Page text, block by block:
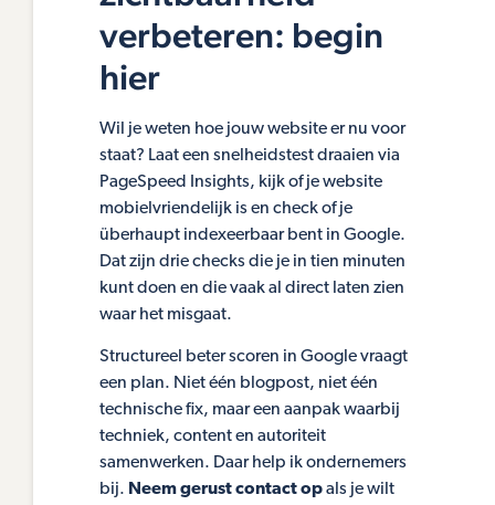
verbeteren: begin
hier
Wil je weten hoe jouw website er nu voor
staat? Laat een snelheidstest draaien via
PageSpeed Insights, kijk of je website
mobielvriendelijk is en check of je
überhaupt indexeerbaar bent in Google.
Dat zijn drie checks die je in tien minuten
kunt doen en die vaak al direct laten zien
waar het misgaat.
Structureel beter scoren in Google vraagt
een plan. Niet één blogpost, niet één
technische fix, maar een aanpak waarbij
techniek, content en autoriteit
samenwerken. Daar help ik ondernemers
bij. Neem gerust contact opals je wilt